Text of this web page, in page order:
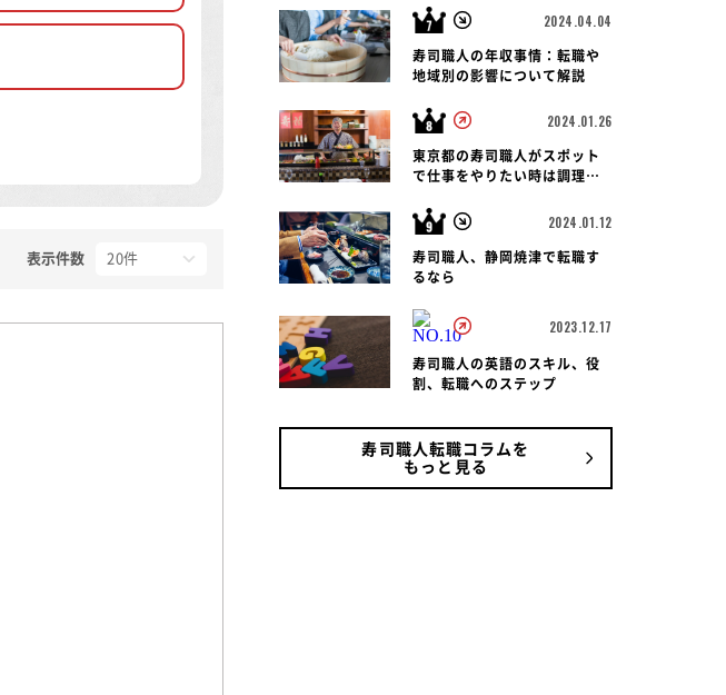
表示件数
説！
2024.04.04
寿司職人の年収事情：転職や
地域別の影響について解説
2024.01.26
東京都の寿司職人がスポット
で仕事をやりたい時は調理師
2024.01.12
寿司職人、静岡焼津で転職す
るなら
2023.12.17
寿司職人の英語のスキル、役
割、転職へのステップ
寿司職人転職コラムを
もっと見る